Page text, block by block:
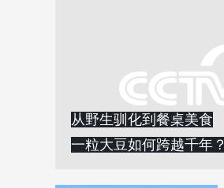
从野生驯化到餐桌美食
一粒大豆如何跨越千年？